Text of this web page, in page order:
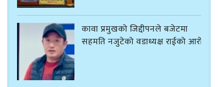
कावा प्रमुखको जिद्दीपनले बजेटमा
सहमति नजुटेको वडाध्यक्ष राईको आरोप